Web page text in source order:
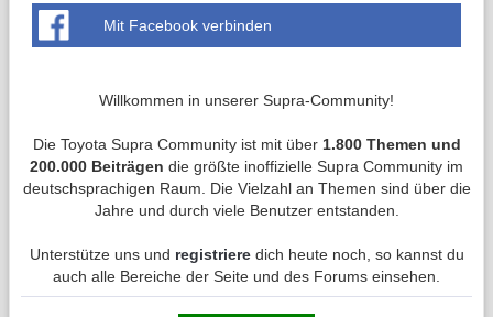
Mit Facebook verbinden
Willkommen in unserer Supra-Community!
Die Toyota Supra Community ist mit über 1.800 Themen und
200.000 Beiträgen die größte inoffizielle Supra Community im
deutschsprachigen Raum. Die Vielzahl an Themen sind über die
Jahre und durch viele Benutzer entstanden.
Unterstütze uns und registrieredich heute noch, so kannst du
auch alle Bereiche der Seite und des Forums einsehen.